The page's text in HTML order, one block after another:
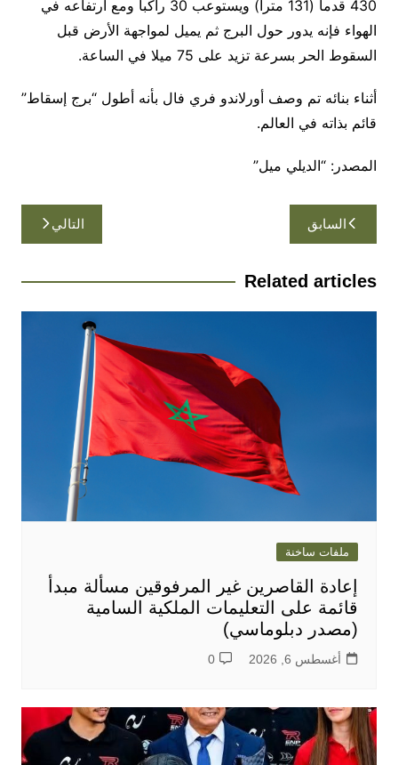
430 قدما (131 مترا) ويستوعب 30 راكبا ومع ارتفاعه في
الهواء فإنه يدور حول البرج ثم يميل لمواجهة الأرض قبل
السقوط الحر بسرعة تزيد على 75 ميلا في الساعة.
أثناء بنائه تم وصف أورلاندو فري فال بأنه أطول “برج إسقاط”
قائم بذاته في العالم.
المصدر: “الديلي ميل”
تصفّح
المقالات
السابق التالي
Related articles
ملفات ساخنة
إعادة القاصرين غير المرفوقين مسألة مبدأ
قائمة على التعليمات الملكية السامية
(مصدر دبلوماسي)
أغسطس 6, 2026 0